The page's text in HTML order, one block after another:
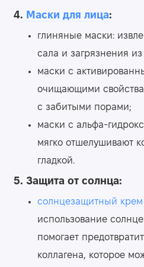
4. Маски для лица:
глиняные маски:
сала и загрязнения
маски с
очищающими
с забитыми порами;
маски с альфа-
мягко отшелушивают
гладкой.
5. Защита от солнца:
солнцезащитный крем
использование
помогает
коллагена, которое